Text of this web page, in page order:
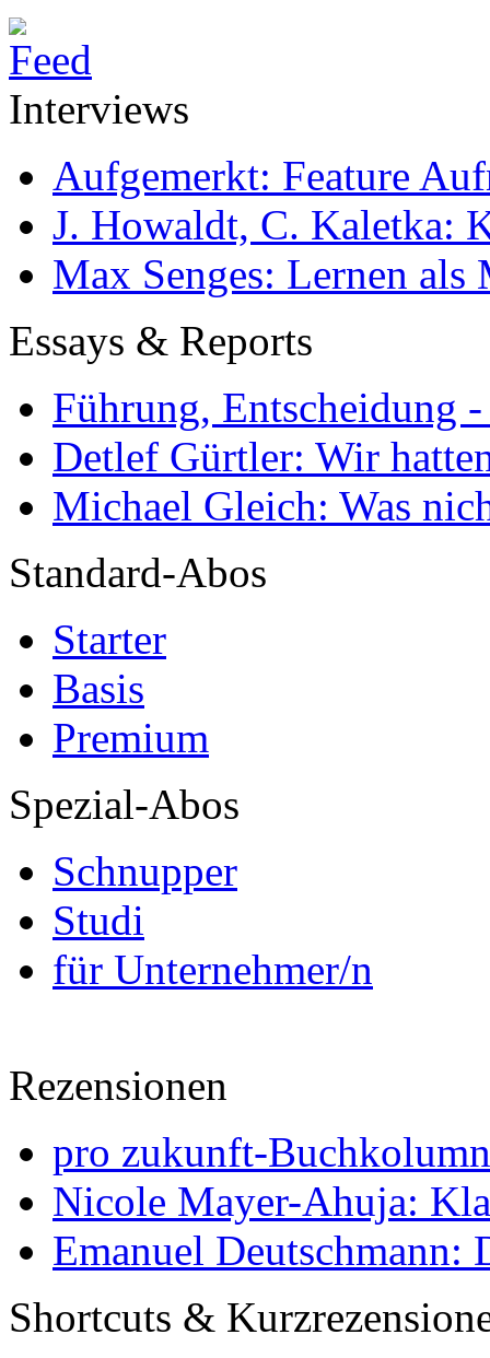
Interviews
Aufgemerkt: Feature
J. Howaldt, C. Kaletka:
Max Senges: Lernen als
Essays & Reports
Führung, Entscheidung
Detlef Gürtler: Wir
Michael Gleich: Was
Standard-Abos
Starter
Basis
Premium
Spezial-Abos
Schnupper
Studi
für Unternehmer/n
Rezensionen
pro zukunft-
Nicole Mayer-Ahuja:
Emanuel Deutschmann:
Shortcuts &